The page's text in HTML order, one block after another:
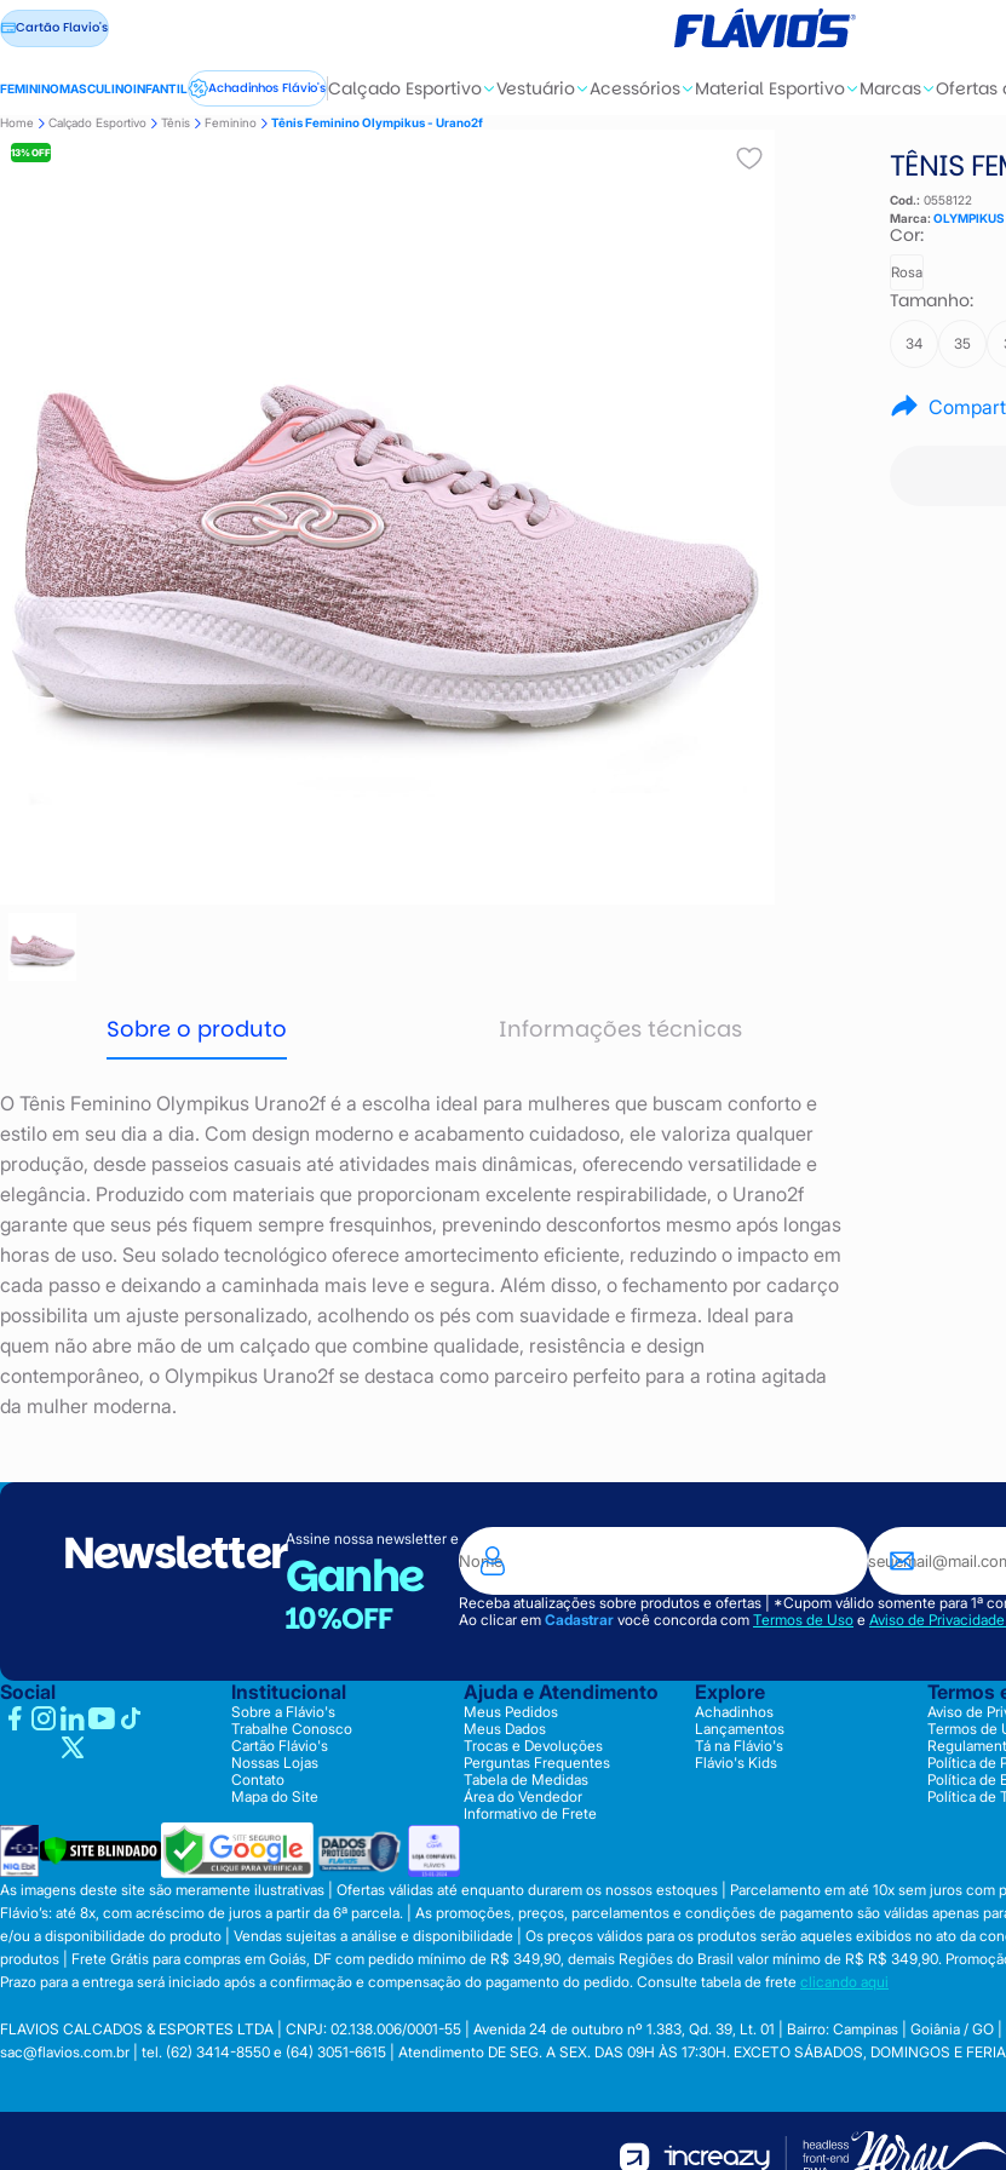
Cartão Flavio's
FEMININOMASCULINOINFANTIL Achadinhos Flávio'sCalçado Esportivo Vestuário Acessórios Material Esportivo Marcas Ofertas
Home Calçado Esportivo Tênis Feminino Tênis Feminino Olympikus - Urano2f
13% OFF TÊNIS
Cod.: 0558122
Marca: OLYMPIKUS
Cor:
Rosa
Tamanho:
34 35
Sobre o produto Informações técnicas
O Tênis Feminino Olympikus Urano2f é a escolha ideal para mulheres que buscam conforto e
estilo em seu dia a dia. Com design moderno e acabamento cuidadoso, ele valoriza qualquer
produção, desde passeios casuais até atividades mais dinâmicas, oferecendo versatilidade e
elegância. Produzido com materiais que proporcionam excelente respirabilidade, o Urano2f
garante que seus pés fiquem sempre fresquinhos, prevenindo desconfortos mesmo após longas
horas de uso. Seu solado tecnológico oferece amortecimento eficiente, reduzindo o impacto em
cada passo e deixando a caminhada mais leve e segura. Além disso, o fechamento por cadarço
possibilita um ajuste personalizado, acolhendo os pés com suavidade e firmeza. Ideal para
quem não abre mão de um calçado que combine qualidade, resistência e design
contemporâneo, o Olympikus Urano2f se destaca como parceiro perfeito para a rotina agitada
da mulher moderna.
NewsletterAssine nossa newsletter e
Ganhe
10%OFF
Receba atualizações sobre produtos e ofertas | *Cupom válido somente para 1ª
Ao clicar em Cadastrar você concorda com Termos de Uso e Aviso de
Social Institucional
Sobre a Flávio's
Trabalhe Conosco
Cartão Flávio's
Nossas Lojas
Contato
Mapa do Site
Ajuda e Atendimento
Meus Pedidos
Meus Dados
Trocas e Devoluções
Perguntas Frequentes
Tabela de Medidas
Área do Vendedor
Informativo de Frete
Explore
Achadinhos
Lançamentos
Tá na Flávio's
Flávio's Kids
Termos
Aviso de
Termos de
Política de
Política de
Política de
As imagens deste site são meramente ilustrativas | Ofertas válidas até enquanto durarem os nossos estoques | Parcelamento em até 10x sem juros
Flávio’s: até 8x, com acréscimo de juros a partir da 6ª parcela. | As promoções, preços, parcelamentos e condições de pagamento são válidas apenas
e/ou a disponibilidade do produto | Vendas sujeitas a análise e disponibilidade | Os preços válidos para os produtos serão aqueles exibidos no ato da
produtos | Frete Grátis para compras em Goiás, DF com pedido mínimo de R$ 349,90, demais Regiões do Brasil valor mínimo de R$ R$ 349,90.
Prazo para a entrega será iniciado após a confirmação e compensação do pagamento do pedido. Consulte tabela de frete clicando aqui
FLAVIOS CALCADOS & ESPORTES LTDA | CNPJ: 02.138.006/0001-55 | Avenida 24 de outubro nº 1.383, Qd. 39, Lt. 01 | Bairro: Campinas | Goiânia / GO
sac@flavios.com.br | tel. (62) 3414-8550 e (64) 3051-6615 | Atendimento DE SEG. A SEX. DAS 09H ÀS 17:30H. EXCETO SÁBADOS, DOMINGOS E